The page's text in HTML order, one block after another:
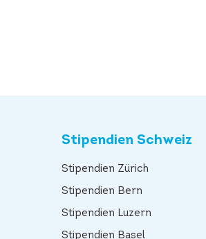
Stipendien Schweiz
Stipendien Zürich
Stipendien Bern
Stipendien Luzern
Stipendien Basel